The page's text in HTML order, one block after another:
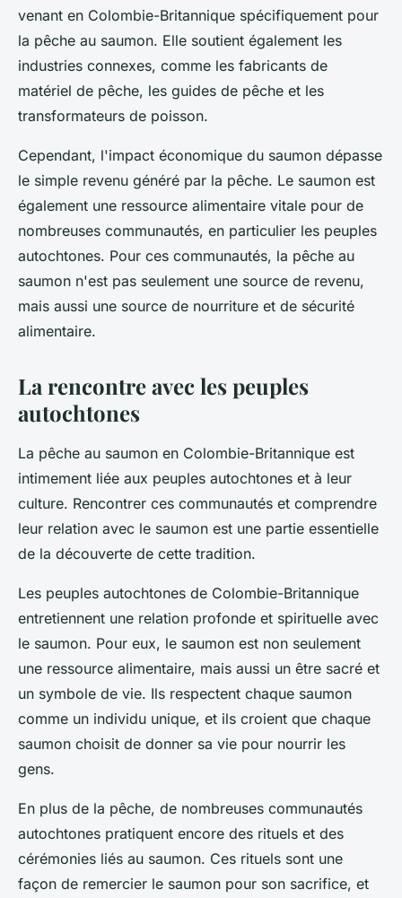
venant en Colombie-Britannique spécifiquement pour
la pêche au saumon. Elle soutient également les
industries connexes, comme les fabricants de
matériel de pêche, les guides de pêche et les
transformateurs de poisson.
Cependant, l'impact économique du saumon dépasse
le simple revenu généré par la pêche. Le saumon est
également une ressource alimentaire vitale pour de
nombreuses communautés, en particulier les peuples
autochtones. Pour ces communautés, la pêche au
saumon n'est pas seulement une source de revenu,
mais aussi une source de nourriture et de sécurité
alimentaire.
La rencontre avec les peuples
autochtones
La pêche au saumon en Colombie-Britannique est
intimement liée aux peuples autochtones et à leur
culture. Rencontrer ces communautés et comprendre
leur relation avec le saumon est une partie essentielle
de la découverte de cette tradition.
Les peuples autochtones de Colombie-Britannique
entretiennent une relation profonde et spirituelle avec
le saumon. Pour eux, le saumon est non seulement
une ressource alimentaire, mais aussi un être sacré et
un symbole de vie. Ils respectent chaque saumon
comme un individu unique, et ils croient que chaque
saumon choisit de donner sa vie pour nourrir les
gens.
En plus de la pêche, de nombreuses communautés
autochtones pratiquent encore des rituels et des
cérémonies liés au saumon. Ces rituels sont une
façon de remercier le saumon pour son sacrifice, et